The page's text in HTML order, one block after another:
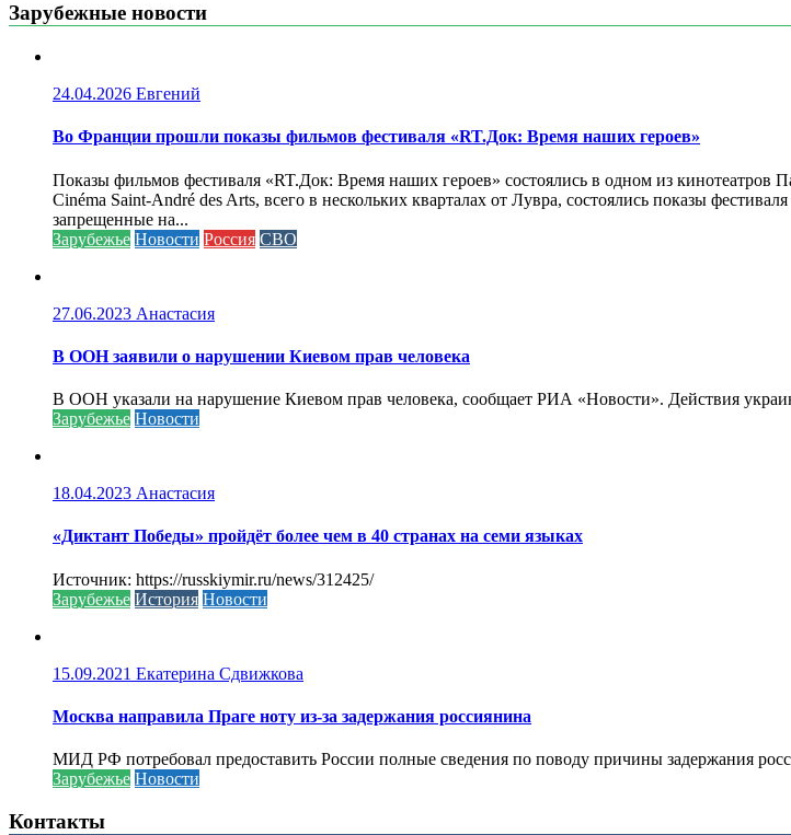
Зарубежные новости
24.04.2026 Евгений
Во Франции прошли показы фильмов фестиваля «RT.Док: Время наших героев»
Показы фильмов фестиваля «RT.Док: Время наших героев» состоялись в одном из кинотеатров
Cinéma Saint-André des Arts, всего в нескольких кварталах от Лувра, состоялись показы
запрещенные на...
Зарубежье Новости Россия СВО
27.06.2023 Анастасия
В ООН заявили о нарушении Киевом прав человека
В ООН указали на нарушение Киевом прав человека, сообщает РИА «Новости». Действия
Зарубежье Новости
18.04.2023 Анастасия
«Диктант Победы» пройдёт более чем в 40 странах на семи языках
Источник: https://russkiymir.ru/news/312425/
Зарубежье История Новости
15.09.2021 Екатерина Сдвижкова
Москва направила Праге ноту из-за задержания россиянина
МИД РФ потребовал предоставить России полные сведения по поводу причины задержания
Зарубежье Новости
Контакты